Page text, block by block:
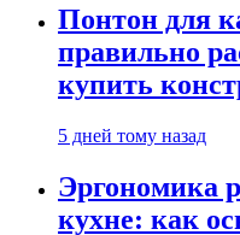
Понтон для
правильно
купить
5 дней тому назад
Эргономика
кухне: как